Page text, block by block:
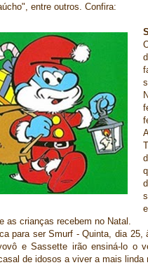
entre outros. Confira:
as crianças recebem no Natal.
para ser Smurf - Quinta, dia
e Sassette irão ensiná-lo o
de idosos a viver a mais linda